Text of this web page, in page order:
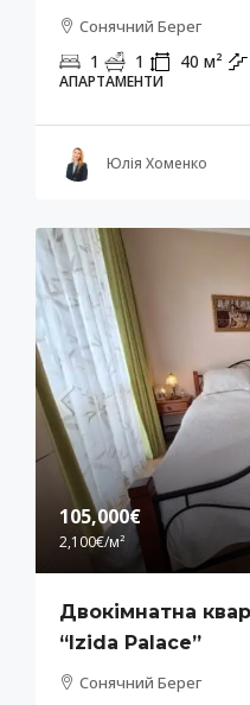
Сонячний Берег
1 1 40 м²
АПАРТАМЕНТИ
Юлія Хоменко
105,000€
2,100€/м²
Двокімнатна
“Izida Palace”
Сонячний Берег